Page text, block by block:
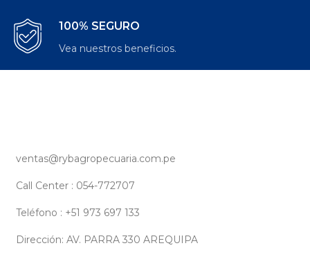
100% SEGURO
Vea nuestros beneficios.
ventas@rybagropecuaria.com.pe
Call Center : 054-772707
Teléfono : +51 973 697 133
Dirección: AV. PARRA 330 AREQUIPA